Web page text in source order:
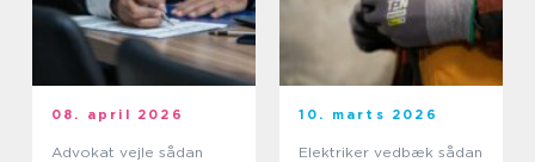
08. april 2026
Advokat vejle sådan
10. marts 2026
Elektriker vedbæk sådan